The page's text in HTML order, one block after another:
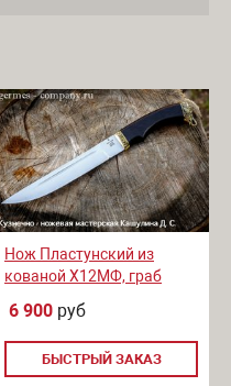
Нож Пластунский из
кованой Х12МФ, граб
6 900 руб
БЫСТРЫЙ ЗАКАЗ